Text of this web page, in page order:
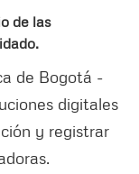
de las
de Bogotá -
digitales
y registrar